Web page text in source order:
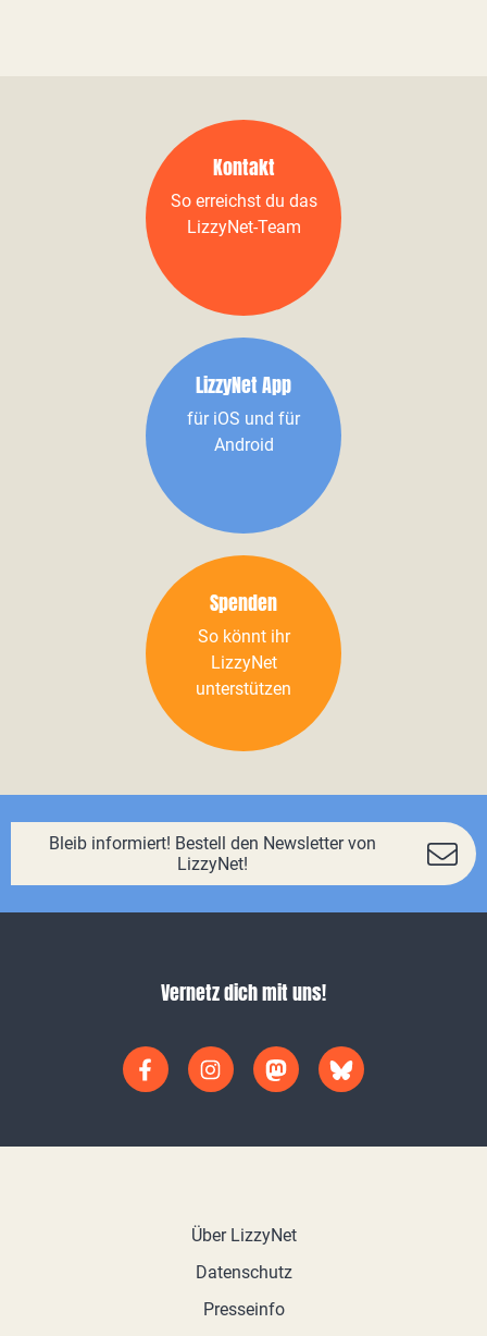
Kontakt
So erreichst du das
LizzyNet-Team
LizzyNet App
für iOS und für
Android
Spenden
So könnt ihr
LizzyNet
unterstützen
Bleib informiert! Bestell den Newsletter von
LizzyNet!
Vernetz dich mit uns!
Über LizzyNet
Datenschutz
Presseinfo